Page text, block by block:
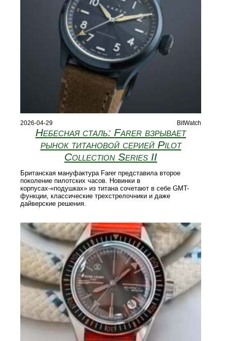
2026-04-29 BitWatch
Небесная сталь: Farer взрывает
рынок титановой серией Pilot
Collection Series II
Британская мануфактура Farer представила второе
поколение пилотских часов. Новинки в
корпусах-«подушках» из титана сочетают в себе GMT-
функции, классические трехстрелочники и даже
дайверские решения.